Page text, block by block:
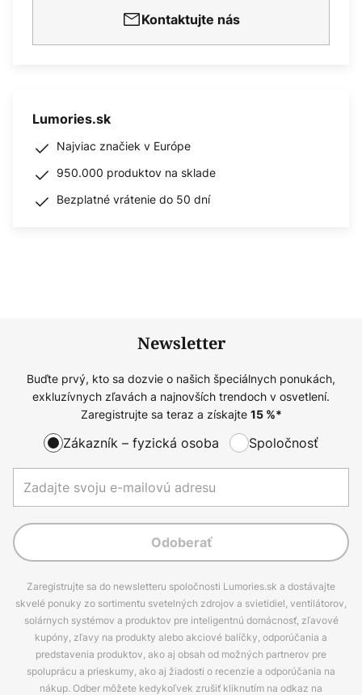
Kontaktujte nás
Lumories.sk
Najviac značiek v Európe
950.000 produktov na sklade
Bezplatné vrátenie do 50 dní
Newsletter
Buďte prvý, kto sa dozvie o našich špeciálnych ponukách,
exkluzívnych zľavách a najnovších trendoch v osvetlení.
Zaregistrujte sa teraz a získajte 15%*
Zákazník – fyzická osoba Spoločnosť
Odoberať
Zaregistrujte sa do newsletteru spoločnosti Lumories.sk a dostávajte
skvelé ponuky zo sortimentu svetelných zdrojov a svietidiel, ventilátorov,
solárnych systémov a produktov pre inteligentnú domácnosť, zľavové
kupóny, zľavy na produkty alebo akciové balíčky, odporúčania a
predstavenia produktov, ako aj obsah od možných partnerov pre
spoluprácu a prieskumy, ako aj žiadosti o recenzie a odporúčania na
nákup. Odber môžete kedykoľvek zrušiť kliknutím na odkaz na